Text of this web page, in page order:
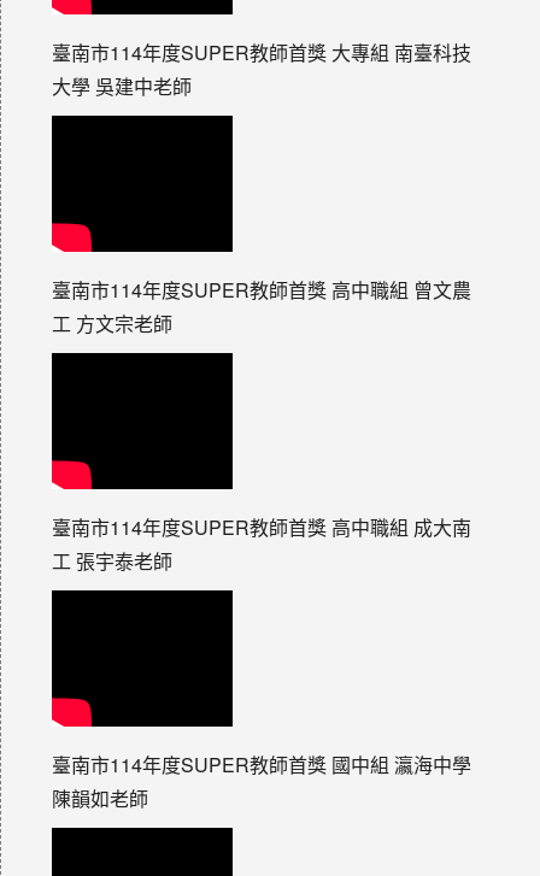
臺南市114年度SUPER教師首獎 大專組 南臺科技
大學 吳建中老師
臺南市114年度SUPER教師首獎 高中職組 曾文農
工 方文宗老師
臺南市114年度SUPER教師首獎 高中職組 成大南
工 張宇泰老師
臺南市114年度SUPER教師首獎 國中組 瀛海中學
陳韻如老師